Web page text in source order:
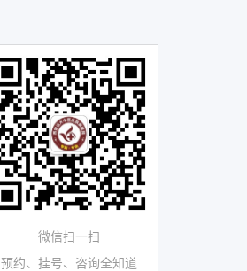
微信扫一扫
预约、挂号、咨询全知道